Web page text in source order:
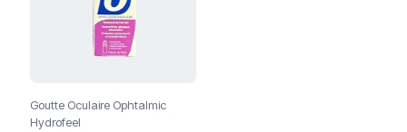
Goutte Oculaire Ophtalmic
Hydrofeel